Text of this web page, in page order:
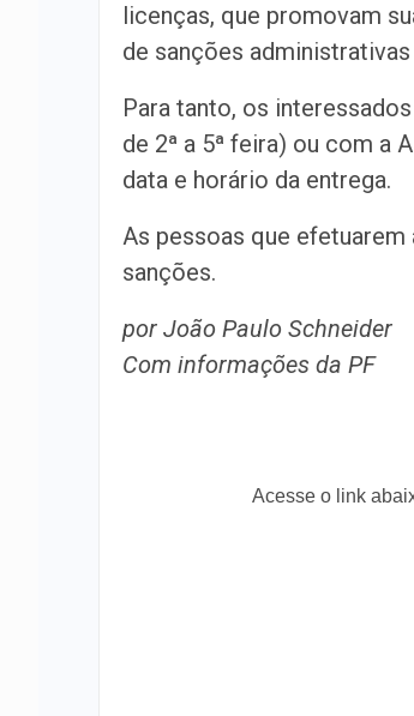
licenças, que promovam
de sanções administrativas
Para tanto, os
de 2ª a 5ª feira) ou com a
data e horário da entrega.
As pessoas que
sanções.
por João Paulo Schneider
Com informações da PF
Acesse o link